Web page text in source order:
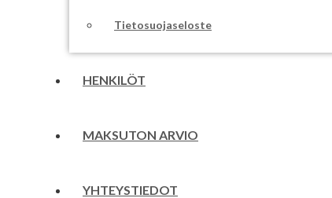
Tietosuojaseloste
HENKILÖT
MAKSUTON ARVIO
YHTEYSTIEDOT